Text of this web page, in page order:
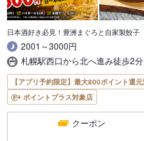
日本酒好き必見！豊洲まぐろと自家製餃子
2001～3000円
札幌駅西口から北へ進み徒歩2
【アプリ予約限定】最大800ポイント還
ポイントプラス対象店
クーポン